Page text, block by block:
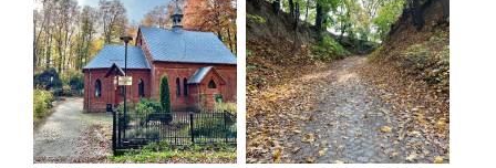
Akademia Kuraszków (restauracja slow food z
produktami lokalnymi, Winnica 55-100 w
Rzepotowicach, kompleks rekreacyjny Miłocin w
Pierwoszowie).